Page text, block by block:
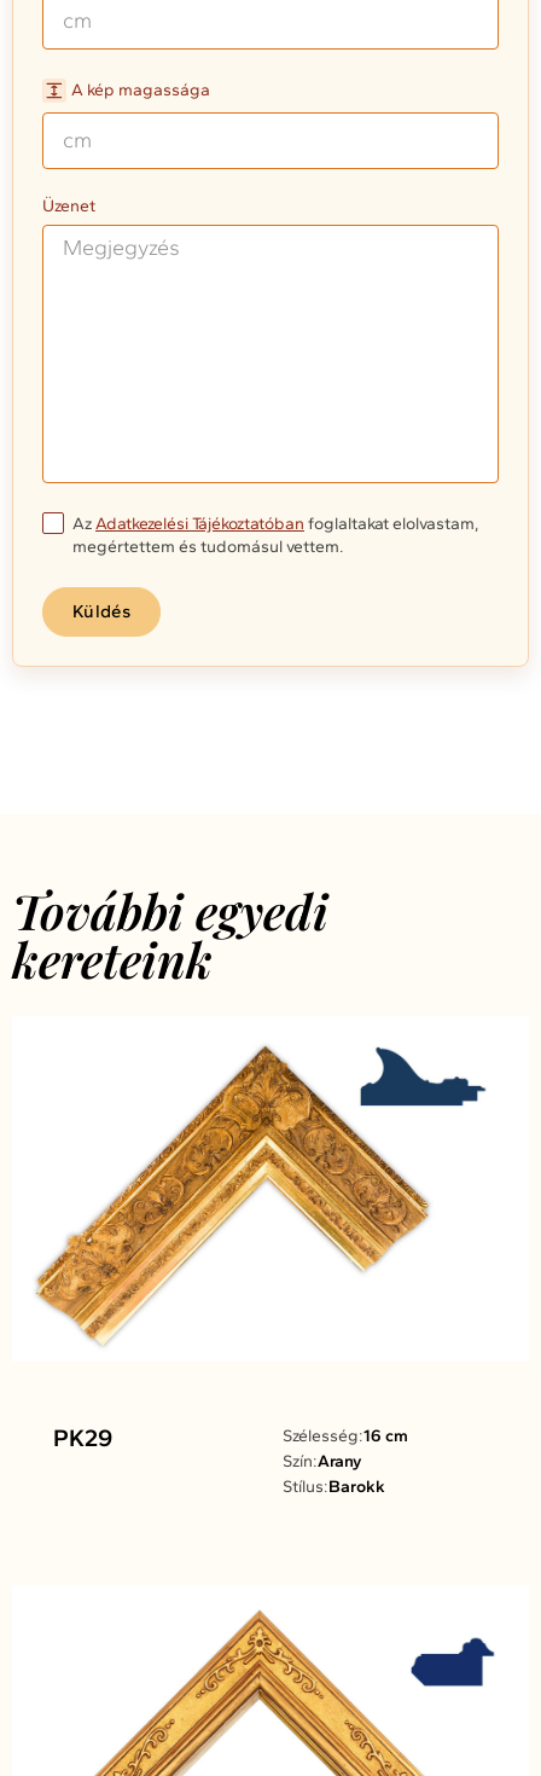
A kép magassága
Üzenet
AzAdatkezelési Tájékoztatóban foglaltakat elolvastam,
megértettem és tudomásul vettem.
Küldés
További egyedi
kereteink
PK29 Szélesség:16 cm
Szín:Arany
Stílus:Barokk